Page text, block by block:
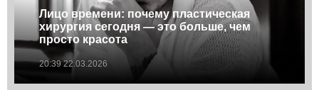
Лицо времени: почему пластическая
хирургия сегодня — это больше, чем
просто красота
20:39 22.03.2026